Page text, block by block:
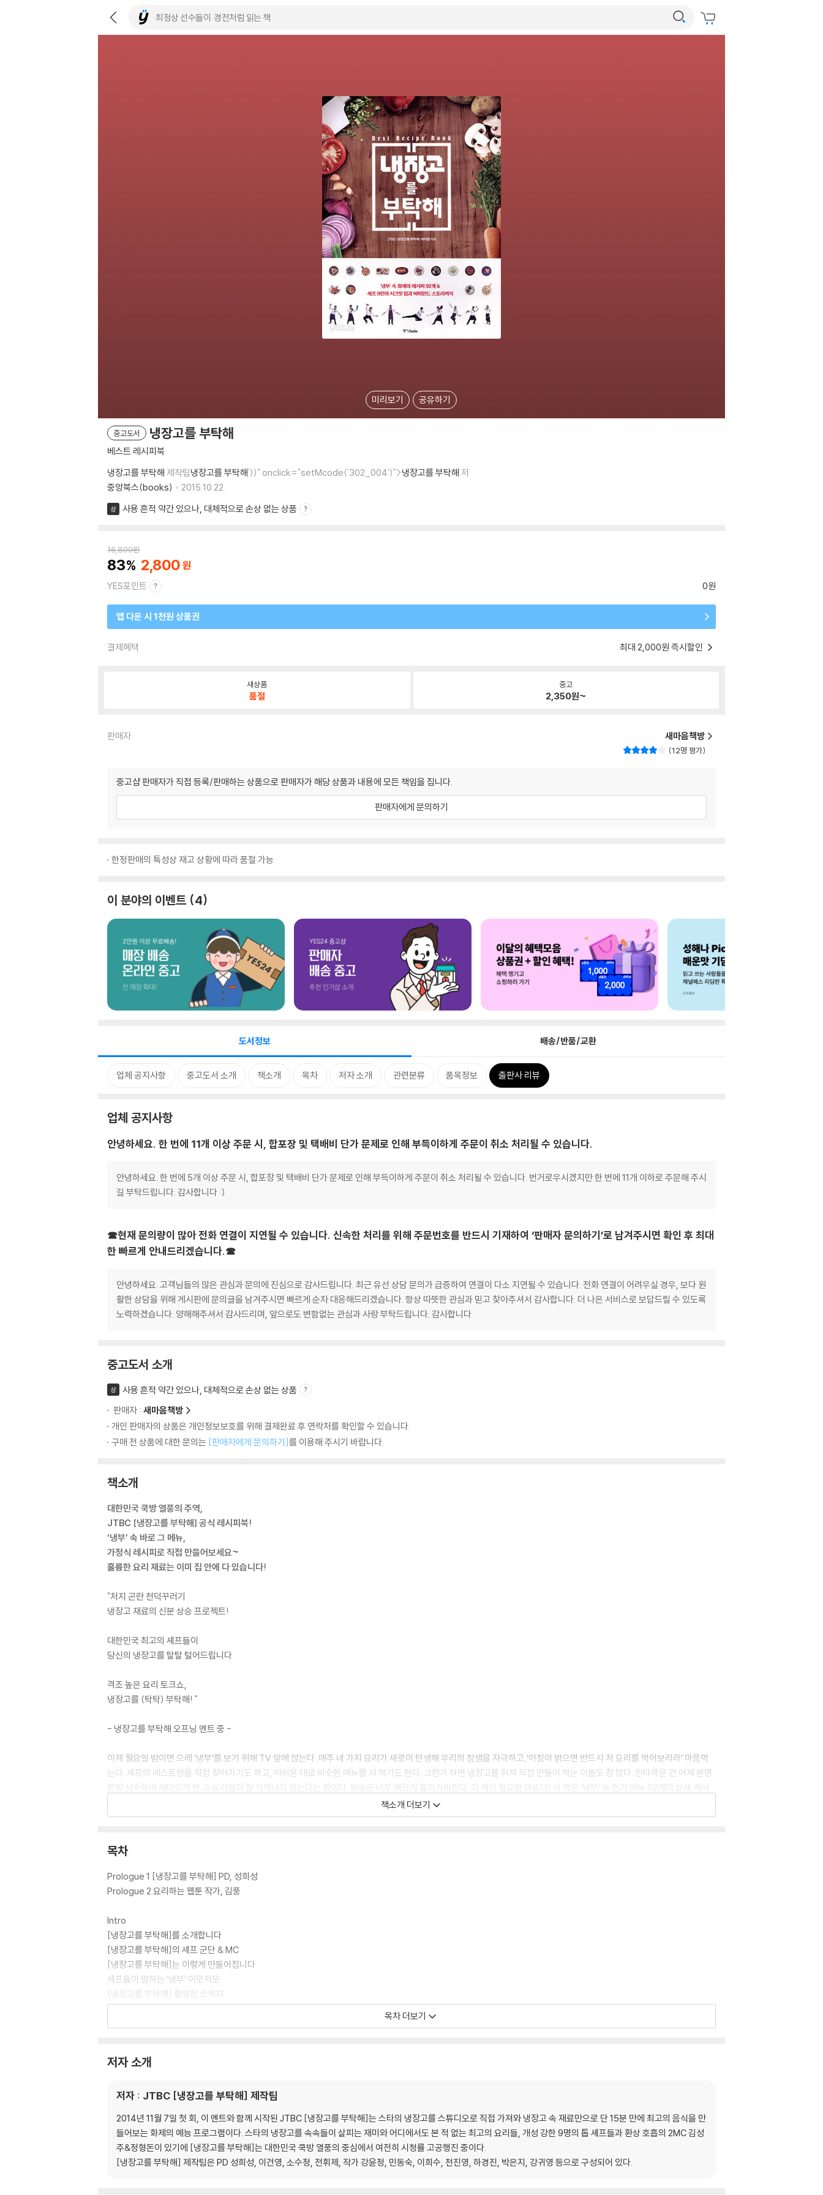
미리보기 공유하기
중고도서 냉장고를 부탁해
베스트 레시피북
냉장고를 부탁해 제작팀냉장고를 부탁해'))" onclick="setMcode('302_004')">냉장고를 부탁해 저
중앙북스(books)
2015.10.22.
상 사용 흔적 약간 있으나, 대체적으로 손상 없는 상품
16,800원
83 2,800
YES포인트 0원
앱 다운 시 1천원 상품권
결제혜택 최대 2,000원 즉시할인
새상품
품절
중고
2,350원~
판매자 새마음책방
12명 평가
중고샵 판매자가 직접 등록/판매하는 상품으로 판매자가 해당 상품과 내용에 모든 책임을 집니다.
판매자에게 문의하기
한정판매의 특성상 재고 상황에 따라 품절 가능
이 분야의 이벤트 4
도서정보 배송/반품/교환
업체 공지사항 중고도서 소개 책소개 목차 저자 소개 관련분류 품목정보 출판사 리뷰
업체 공지사항
안녕하세요. 한 번에 11개 이상 주문 시, 합포장 및 택배비 단가 문제로 인해 부득이하게 주문이 취소 처리될 수 있습니다.
안녕하세요. 한 번에 5개 이상 주문 시, 합포장 및 택배비 단가 문제로 인해 부득이하게 주문이 취소 처리될 수 있습니다. 번거로우시겠지만 한 번에 11개 이하로 주문해 주시
길 부탁드립니다. 감사합니다 :)
☎현재 문의량이 많아 전화 연결이 지연될 수 있습니다. 신속한 처리를 위해 주문번호를 반드시 기재하여 ‘판매자 문의하기’로 남겨주시면 확인 후 최대
한 빠르게 안내드리겠습니다.☎
안녕하세요. 고객님들의 많은 관심과 문의에 진심으로 감사드립니다. 최근 유선 상담 문의가 급증하여 연결이 다소 지연될 수 있습니다. 전화 연결이 어려우실 경우, 보다 원
활한 상담을 위해 게시판에 문의글을 남겨주시면 빠르게 순차 대응해드리겠습니다. 항상 따뜻한 관심과 믿고 찾아주셔서 감사합니다. 더 나은 서비스로 보답드릴 수 있도록
노력하겠습니다. 양해해주셔서 감사드리며, 앞으로도 변함없는 관심과 사랑 부탁드립니다. 감사합니다
중고도서 소개
상
사용 흔적 약간 있으나, 대체적으로 손상 없는 상품
판매자 : 새마음책방
개인 판매자의 상품은 개인정보보호를 위해 결제완료 후 연락처를 확인할 수 있습니다.
구매 전 상품에 대한 문의는 [판매자에게 문의하기]를 이용해 주시기 바랍니다.
책소개
대한민국 쿡방 열풍의 주역,
JTBC [냉장고를 부탁해] 공식 레시피북!
‘냉부’ 속 바로 그 메뉴,
가정식 레시피로 직접 만들어보세요~
훌륭한 요리 재료는 이미 집 안에 다 있습니다!
"처지 곤란 천덕꾸러기
냉장고 재료의 신분 상승 프로젝트!
대한민국 최고의 셰프들이
당신의 냉장고를 탈탈 털어드립니다
격조 높은 요리 토크쇼,
냉장고를 (탁탁) 부탁해! "
- 냉장고를 부탁해 오프닝 멘트 중 -
이제 월요일 밤이면 으레 ‘냉부’를 보기 위해 TV 앞에 앉는다. 매주 네 가지 요리가 새로이 탄생해 우리의 침샘을 자극하고,‘아침이 밝으면 반드시 저 요리를 먹어보리라’ 마음먹
는다. 셰프의 레스토랑을 직접 찾아가기도 하고, 아쉬운 대로 비슷한 메뉴를 사 먹기도 한다. 그런가 하면 냉장고를 뒤져 직접 만들어 먹는 이들도 참 많다. 안타까운 건 어제 분명
본방 사수하며 재미있게 본 그 요리법이 잘 기억나지 않는다는 점이다. 방송은 너무 빠르게 흘러가버린다. 이 책이 필요한 이유다! 이 책은 ‘냉부’ 속 인기 메뉴 92개의 상세 레시
피를 셰프들의 쿠킹 팁 및 조리 분량과 함께 담아 낸 [냉장고를 부탁해] 공식 레시피북이다.
책소개 더보기
목차
Prologue 1 [냉장고를 부탁해] PD, 성희성
Prologue 2 요리하는 웹툰 작가, 김풍
Intro
[냉장고를 부탁해]를 소개합니다
[냉장고를 부탁해]의 셰프 군단 & MC
[냉장고를 부탁해]는 이렇게 만들어집니다
셰프들이 말하는 ‘냉부’ 이모저모
[냉장고를 부탁해] 촬영장 스케치
[냉장고를 부탁해] 최고의 인기 메뉴
: 셰프가 뽑은 최고의 메뉴 10 | ‘냉부’ 제작진이 뽑은 최고의 메뉴 10 | SNS에서 가장 많이 따라 한 메뉴
닭딸
봉선아 시집 가자미
곤봉 (곤약봉골레)
보굴보굴
안심하드라고
목차 더보기
저자 소개
저자 : JTBC [냉장고를 부탁해] 제작팀
2014년 11월 7일 첫 회, 이 멘트와 함께 시작된 JTBC [냉장고를 부탁해]는 스타의 냉장고를 스튜디오로 직접 가져와 냉장고 속 재료만으로 단 15분 만에 최고의 음식을 만
들어보는 화제의 예능 프로그램이다. 스타의 냉장고를 속속들이 살피는 재미와 어디에서도 본 적 없는 최고의 요리들, 개성 강한 9명의 톱 셰프들과 환상 호흡의 2MC 김성
주&정형돈이 있기에 [냉장고를 부탁해]는 대한민국 쿡방 열풍의 중심에서 여전히 시청률 고공행진 중이다.
[냉장고를 부탁해] 제작팀은 PD 성희성, 이건영, 소수정, 전휘제, 작가 강윤정, 민동숙, 이희수, 천진영, 하경진, 박은지, 강귀영 등으로 구성되어 있다.